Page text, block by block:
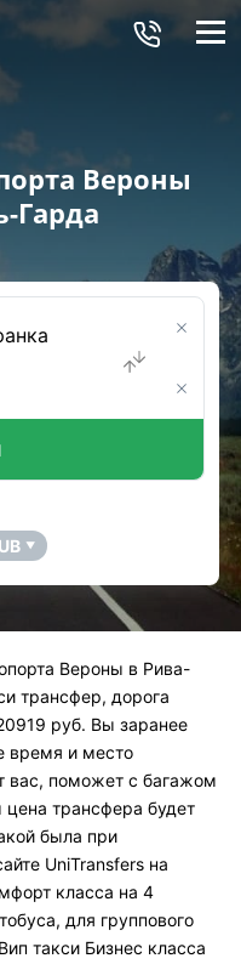
Меню
Вероны
Гарда
▼
Вероны в Рива-
трансфер, дорога
руб. Вы заранее
время и место
вас, поможет с багажом
трансфера будет
была при
UniTransfers на
класса на 4
для группового
такси Бизнес класса